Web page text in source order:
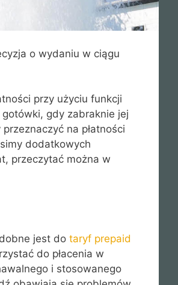
o wydaniu w ciągu
przy użyciu funkcji
gdy zabraknie jej
na płatności
dodatkowych
przeczytać można w
jest do taryf prepaid
do płacenia w
i stosowanego